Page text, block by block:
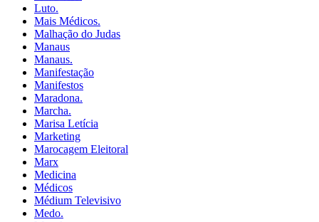
Luto.
Mais Médicos.
Malhação do Judas
Manaus
Manaus.
Manifestação
Manifestos
Maradona.
Marcha.
Marisa Letícia
Marketing
Marocagem Eleitoral
Marx
Medicina
Médicos
Médium Televisivo
Medo.